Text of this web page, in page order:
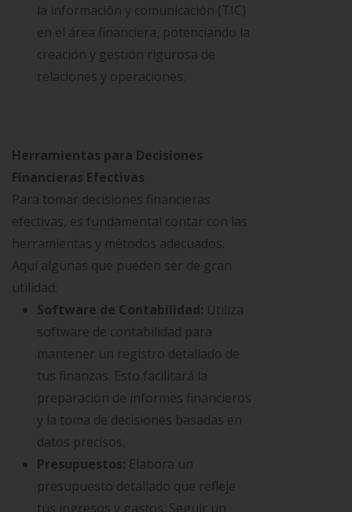
la información y comunicación (TIC)
en el área financiera, potenciando la
creación y gestión rigurosa de
relaciones y operaciones.
Herramientas para Decisiones
Financieras Efectivas
Para tomar decisiones financieras
efectivas, es fundamental contar con las
herramientas y métodos adecuados.
Aquí algunas que pueden ser de gran
utilidad:
Software de Contabilidad: Utiliza
software de contabilidad para
mantener un registro detallado de
tus finanzas. Esto facilitará la
preparación de informes financieros
y la toma de decisiones basadas en
datos precisos.
Presupuestos: Elabora un
presupuesto detallado que refleje
tus ingresos y gastos. Seguir un